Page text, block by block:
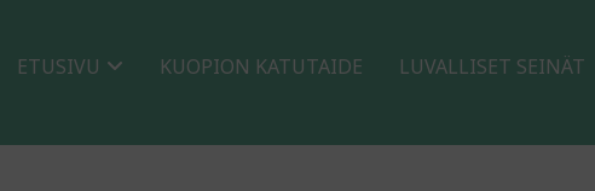
ETUSIVU KUOPION KATUTAIDE LUVALLISET SEINÄT